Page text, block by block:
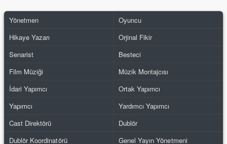
Yönetmen
Oyuncu
Hikaye Yazarı
Orjinal Fikir
Senarist
Besteci
Film Müziği
Müzik Montajcısı
İdari Yapımcı
Ortak Yapımcı
Yapımcı
Yardımcı Yapımcı
Cast Direktörü
Dublör
Dublör Koordinatörü
Genel Yayın Yönetmeni